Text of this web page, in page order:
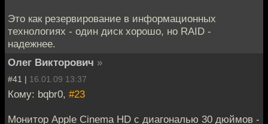
Это как резервирование в информационных
технологиях - один диск хорошо, но RAID -
надежнее.
Олег Викторович »
#41 | 16.01.09 13:37
Кому: bqbr0, #23
Монитор Apple Cinema HD с диагональю 30 дюймов -